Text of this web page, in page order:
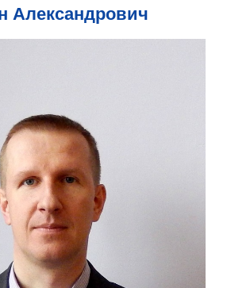
Александрович